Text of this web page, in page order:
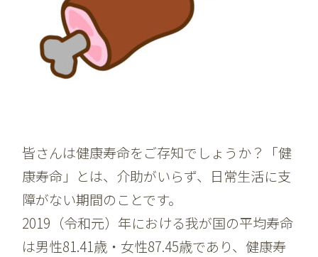
皆さんは健康寿命をご存知でしょうか？「健
康寿命」とは、介助がいらず、日常生活に支
障がない期間のことです。
2019（令和元）年における我が国の平均寿命
は男性81.41歳・女性87.45歳であり、健康寿